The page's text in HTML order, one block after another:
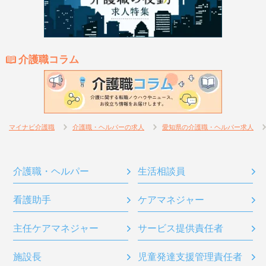
介護職コラム
マイナビ介護職 介護職・ヘルパーの求人 愛知県の介護職・ヘルパー求人
介護職・ヘルパー 生活相談員
看護助手 ケアマネジャー
主任ケアマネジャー サービス提供責任者
施設長 児童発達支援管理責任者